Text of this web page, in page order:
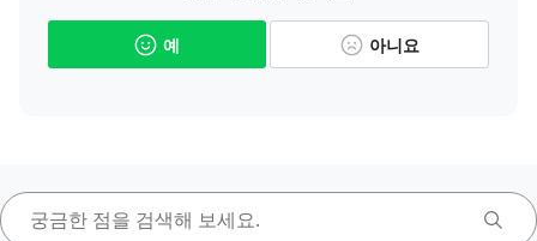
예 아니요